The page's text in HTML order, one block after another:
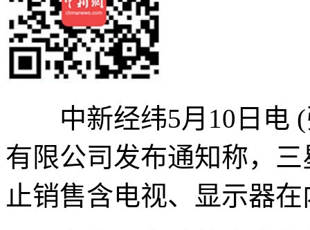
中新经纬5月10日电 (
有限公司发布通知称，
止销售含电视、显示器